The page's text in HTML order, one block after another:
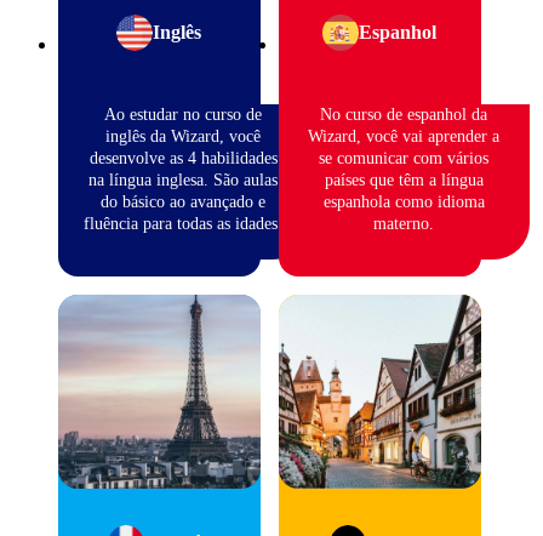
Inglês
Ao estudar no curso de
inglês da Wizard, você
desenvolve as 4 habilidades
na língua inglesa. São aulas
do básico ao avançado e
fluência para todas as idades.
Espanhol
No curso de espanhol da
Wizard, você vai aprender a
se comunicar com vários
países que têm a língua
espanhola como idioma
materno.